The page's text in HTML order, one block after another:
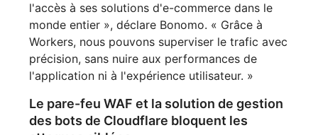
l'accès à ses solutions d'e-commerce dans le
monde entier », déclare Bonomo. « Grâce à
Workers, nous pouvons superviser le trafic avec
précision, sans nuire aux performances de
l'application ni à l'expérience utilisateur. »
Le pare-feu WAF et la solution de gestion
des bots de Cloudflare bloquent les